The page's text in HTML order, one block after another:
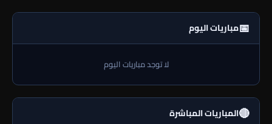
📅مباريات اليوم
لا توجد مباريات اليوم
🔴المباريات المباشرة